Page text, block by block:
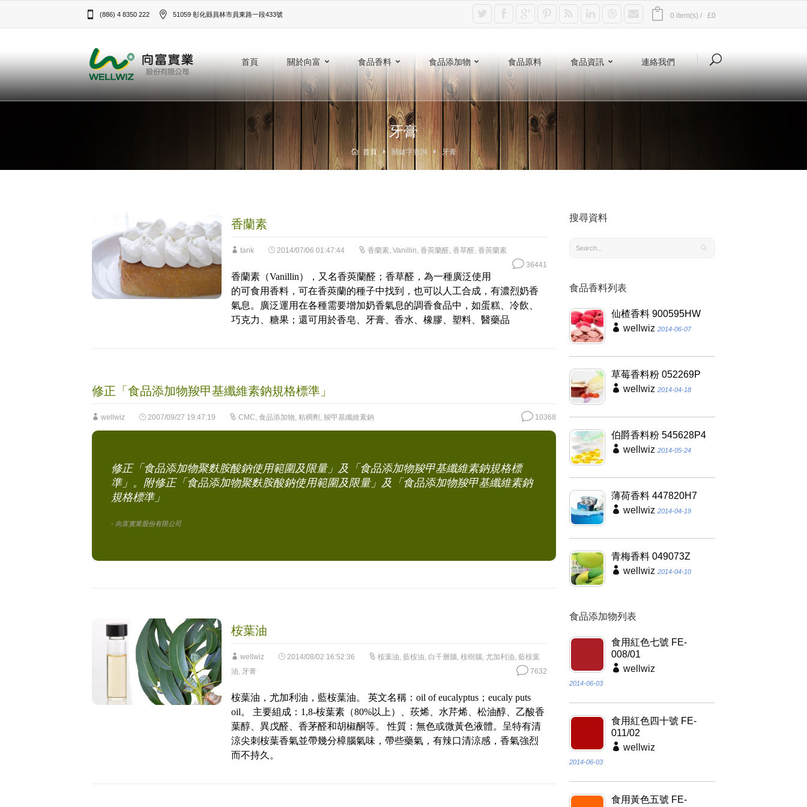
(886) 4 8350 222 51059 彰化縣員林市員東路一段433號‎ 0 item(s) / £0
首頁 關於向富 食品香料 食品添加物 食品原料 食品資訊 連絡我們
牙膏
首頁 關鍵字查詢 牙膏
香蘭素
tank 2014/07/06 01:47:44 香蘭素, Vanillin, 香莢蘭醛, 香草醛, 香莢蘭素
36441
香蘭素（Vanillin），又名香莢蘭醛；香草醛，為一種廣泛使用
的可食用香料，可在香莢蘭的種子中找到，也可以人工合成，有濃烈奶香
氣息。廣泛運用在各種需要增加奶香氣息的調香食品中，如蛋糕、冷飲、
巧克力、糖果；還可用於香皂、牙膏、香水、橡膠、塑料、醫藥品
修正「食品添加物羧甲基纖維素鈉規格標準」
wellwiz 2007/09/27 19:47:19 CMC, 食品添加物, 粘稠劑 , 羧甲基纖維素鈉 10368
修正「食品添加物聚麩胺酸鈉使用範圍及限量」及「食品添加物羧甲基纖維素鈉規格標
準」。附修正「食品添加物聚麩胺酸鈉使用範圍及限量」及「食品添加物羧甲基纖維素鈉
規格標準」
- 向富實業股份有限公司
桉葉油
wellwiz 2014/08/02 16:52:36 桉葉油, 藍桉油, 白千層腦, 桉樹腦, 尤加利油, 藍桉葉
油, 牙膏 7632
桉葉油，尤加利油，藍桉葉油。 英文名稱：oil of eucalyptus；eucaly puts
oil。 主要組成：1,8-桉葉素（80%以上）、莰烯、水芹烯、松油醇、乙酸香
葉醇、異戊醛、香茅醛和胡椒酮等。 性質：無色或微黃色液體。呈特有清
涼尖刺桉葉香氣並帶幾分樟腦氣味，帶些藥氣，有辣口清涼感，香氣強烈
而不持久。
搜尋資料
食品香料列表
仙楂香料 900595HW
wellwiz 2014-06-07
草莓香料粉 052269P
wellwiz 2014-04-18
伯爵香料粉 545628P4
wellwiz 2014-05-24
薄荷香料 447820H7
wellwiz 2014-04-19
青梅香料 049073Z
wellwiz 2014-04-10
食品添加物列表
食用紅色七號 FE-
008/01
wellwiz
2014-06-03
食用紅色四十號 FE-
011/02
wellwiz
2014-06-03
食用黃色五號 FE-